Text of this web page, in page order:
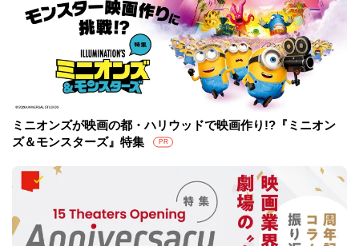
ミニオンズが映画の都・ハリウッドで映画作り!?『ミニオン
ズ＆モンスターズ』特集
PR